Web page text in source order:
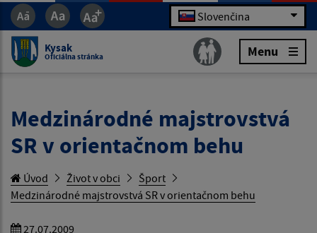
Slovenčina
Kysak
Oficiálna stránka Menu
Medzinárodné majstrovstvá
SR v orientačnom behu
Úvod Život v obci
Šport
Medzinárodné majstrovstvá SR v orientačnom behu
27.07.2009